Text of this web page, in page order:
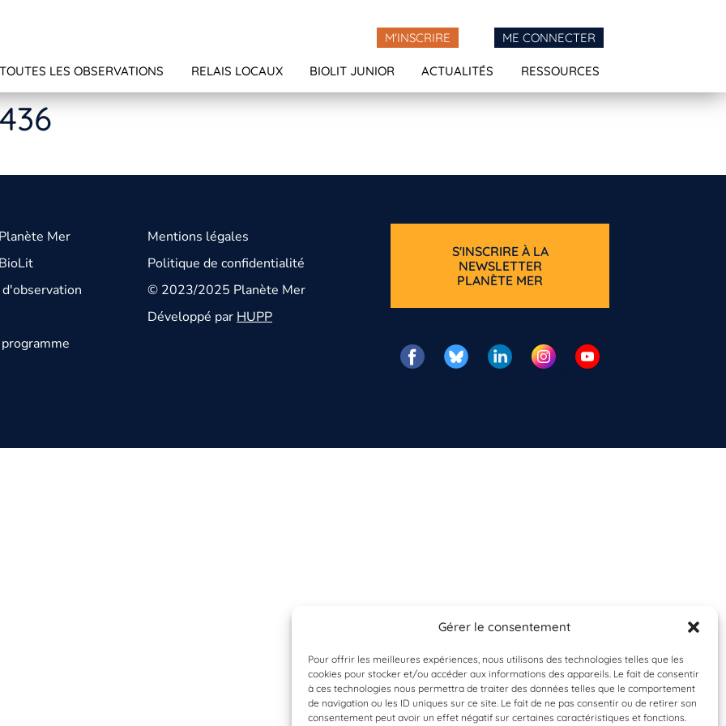
Gérer le consentement
Pour offrir les meilleures expériences, nous utilisons des technologies telles que les
cookies pour stocker et/ou accéder aux informations des appareils. Le fait de consentir
à ces technologies nous permettra de traiter des données telles que le comportement
de navigation ou les ID uniques sur ce site. Le fait de ne pas consentir ou de retirer son
consentement peut avoir un effet négatif sur certaines caractéristiques et fonctions.
M'INSCRIRE ME CONNECTER
TOUTES LES OBSERVATIONS RELAIS LOCAUX BIOLIT JUNIOR ACTUALITÉS RESSOURCES
Mer
Mentions légales
Politique de confidentialité
© 2023/2025 Planète Mer
Développé parHUPP
S'INSCRIRE À LA
NEWSLETTER
PLANÈTE MER